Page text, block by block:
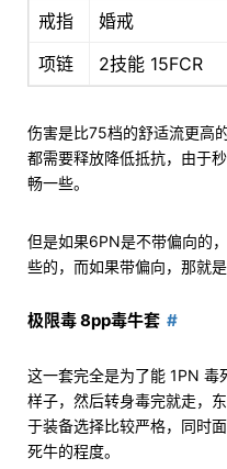
戒指
婚戒
项链
2技能 15FCR
伤害是比75档的舒适流更高
都需要释放降低抵抗，由于
畅一些。
但是如果6PN是不带偏向的
些的，而如果带偏向，那就是
极限毒 8pp毒牛套
这一套完全是为了能 1PN 毒
样子，然后转身毒完就走，
于装备选择比较严格，同时
死牛的程度。